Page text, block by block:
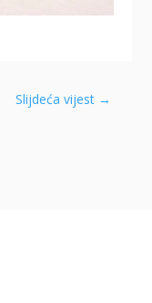
Slijdeća vijest →